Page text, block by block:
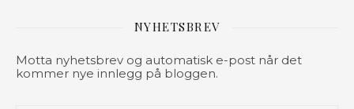
NYHETSBREV
Motta nyhetsbrev og automatisk e-post når det
kommer nye innlegg på bloggen.